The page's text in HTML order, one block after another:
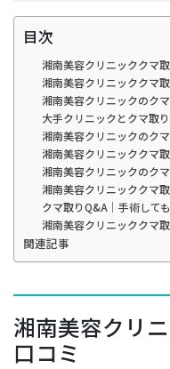
目次
湘南美容クリニッククマ
湘南美容クリニッククマ
湘南美容クリニックのク
大手クリニックとクマ取
湘南美容クリニックのク
湘南美容クリニッククマ
湘南美容クリニックのク
湘南美容クリニッククマ
クマ取りQ&A｜手術して
湘南美容クリニッククマ
関連記事
湘南美容クリ
口コミ